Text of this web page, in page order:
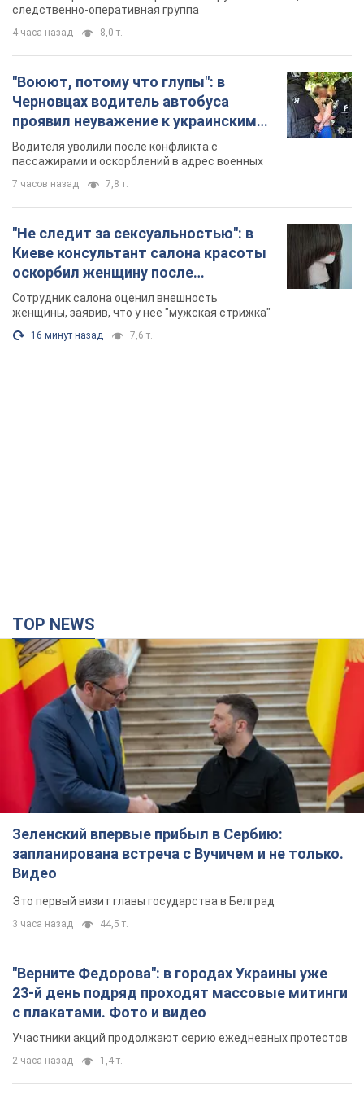
"Не следит за сексуальностью": в
Киеве консультант салона красоты
оскорбил женщину после
химиотерапии, разгорелся скандал.
Фото
Сотрудник салона оценил внешность
женщины, заявив, что у нее "мужская стрижка"
16 минут назад 7,6 т.
Зеленский впервые прибыл в Сербию:
запланирована встреча с Вучичем и не только.
Видео
Это первый визит главы государства в Белград
3 часа назад 44,5 т.
"Верните Федорова": в городах Украины уже
23-й день подряд проходят массовые митинги
с плакатами. Фото и видео
Участники акций продолжают серию ежедневных протестов
2 часа назад 1,4 т.
Сенат США одобрил законопроект Грэма о
санкциях против России: что дальше
2 часа назад 3,4 т.